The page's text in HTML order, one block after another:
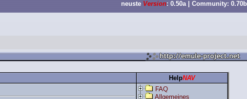
neuste Version: 0.50a | Community: 0.70b
HelpNAV
FAQ
Allgemeines